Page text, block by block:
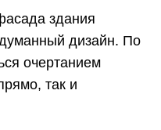
здания
дизайн. По
очертанием
так и